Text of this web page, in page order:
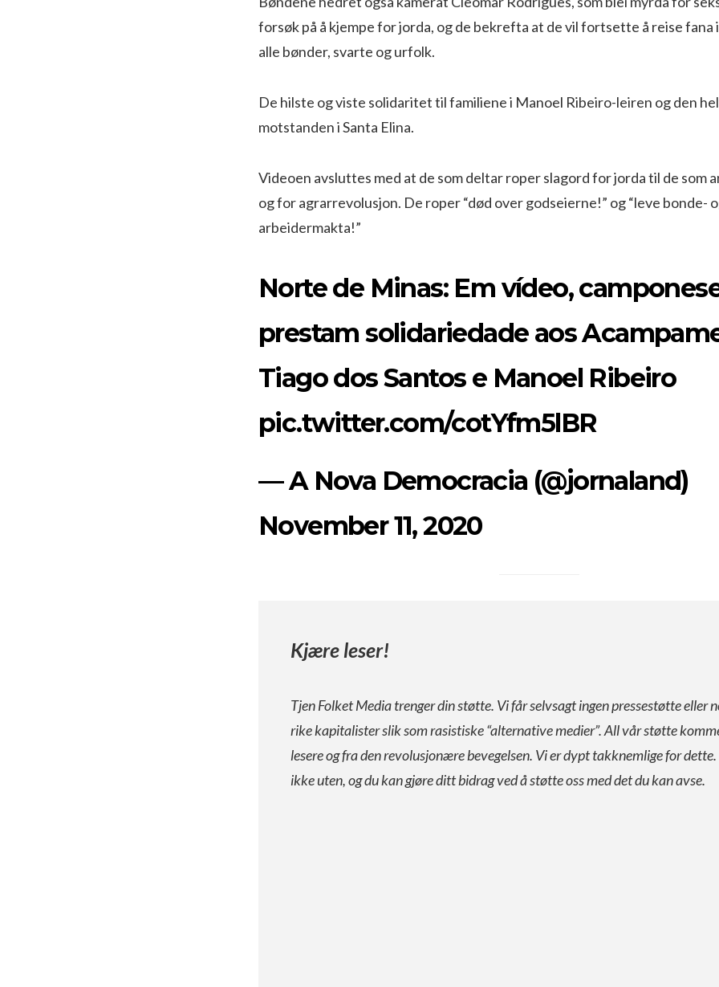
forsøk på å kjempe for jorda, og de bekrefta at de vil fortsette å reise fana
alle bønder, svarte og urfolk.
De hilste og viste solidaritet til familiene i Manoel Ribeiro-leiren og den
motstanden i Santa Elina.
Videoen avsluttes med at de som deltar roper slagord for jorda til de som
og for agrarrevolusjon. De roper “død over godseierne!” og “leve bonde-
arbeidermakta!”
Norte de Minas: Em vídeo,
prestam solidariedade aos
Tiago dos Santos e Manoel Ribeiro
pic.twitter.com/cotYfm5lBR
— A Nova Democracia (@jornaland)
November 11, 2020
Kjære leser!
Tjen Folket Media trenger din støtte. Vi får selvsagt ingen pressestøtte eller
rike kapitalister slik som rasistiske “alternative medier”. All vår støtte
lesere og fra den revolusjonære bevegelsen. Vi er dypt takknemlige for
ikke uten, og du kan gjøre ditt bidrag ved å støtte oss med det du kan avse.